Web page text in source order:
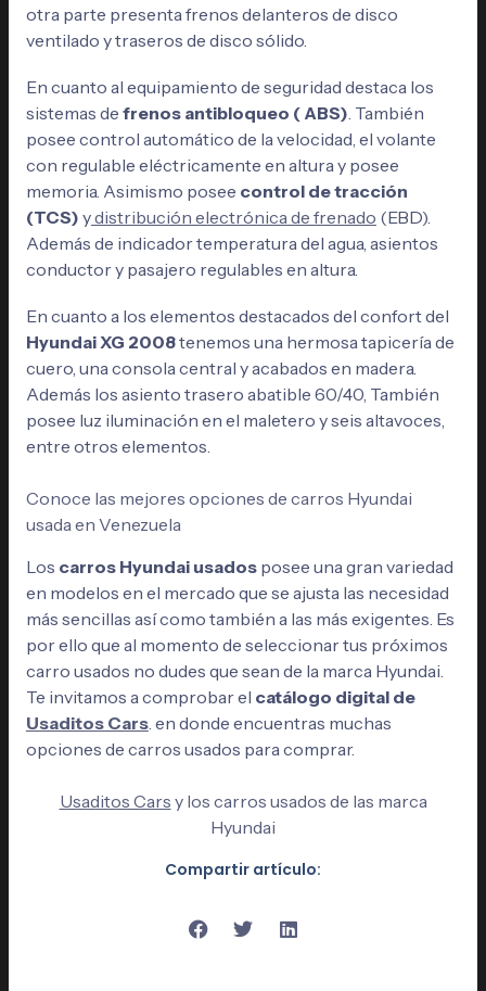
otra parte presenta frenos delanteros de disco
ventilado y traseros de disco sólido.
En cuanto al equipamiento de seguridad destaca los
sistemas de frenos antibloqueo ( ABS) . También
posee control automático de la velocidad, el volante
con regulable eléctricamente en altura y posee
memoria. Asimismo posee control de tracción
(TCS) ydistribución electrónica de frenado (EBD).
Además de indicador temperatura del agua, asientos
conductor y pasajero regulables en altura.
En cuanto a los elementos destacados del confort del
Hyundai XG 2008tenemos una hermosa tapicería de
cuero, una consola central y acabados en madera.
Además los asiento trasero abatible 60/40, También
posee luz iluminación en el maletero y seis altavoces,
entre otros elementos.
Conoce las mejores opciones de carros Hyundai
usada en Venezuela
Los carros Hyundai usados posee una gran variedad
en modelos en el mercado que se ajusta las necesidad
más sencillas así como también a las más exigentes. Es
por ello que al momento de seleccionar tus próximos
carro usados no dudes que sean de la marca Hyundai.
Te invitamos a comprobar el catálogo digital de
Usaditos Cars. en donde encuentras muchas
opciones de carros usados para comprar.
Usaditos Cars y los carros usados de las marca
Hyundai
Compartir artículo: